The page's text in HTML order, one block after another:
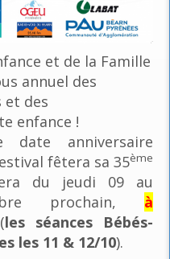
et de la Famille
annuel des
et des
enfance !
anniversaire
fêtera sa 35ème
du jeudi 09 au
prochain, à
(les séances Bébés-
les 11 & 12/10).